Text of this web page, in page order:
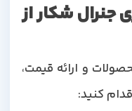
شکار از
و ارائه قیمت،
کنید: